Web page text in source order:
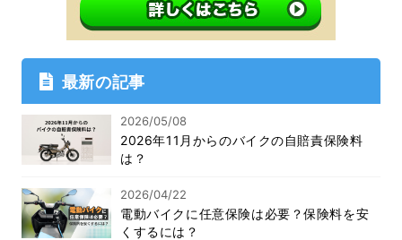
最新の記事
2026/05/08
2026年11月からのバイクの自賠責保険料
は？
2026/04/22
電動バイクに任意保険は必要？保険料を安
くするには？